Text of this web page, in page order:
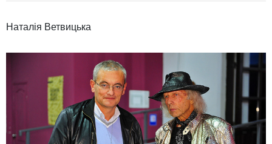
Наталія Ветвицька